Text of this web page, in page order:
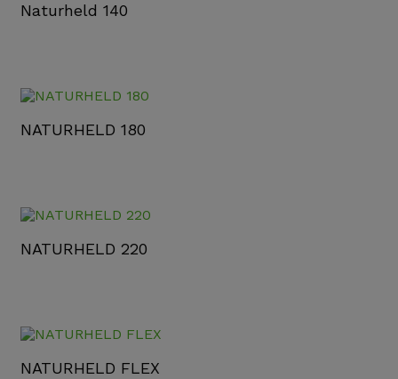
Naturheld 140
NATURHELD 180
NATURHELD 220
NATURHELD FLEX